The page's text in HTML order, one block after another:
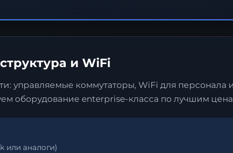
и WiFi
управляемые коммутаторы, WiFi для персонала
оборудование enterprise-класса по лучшим
или аналоги)